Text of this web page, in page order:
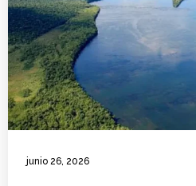
junio 26, 2026